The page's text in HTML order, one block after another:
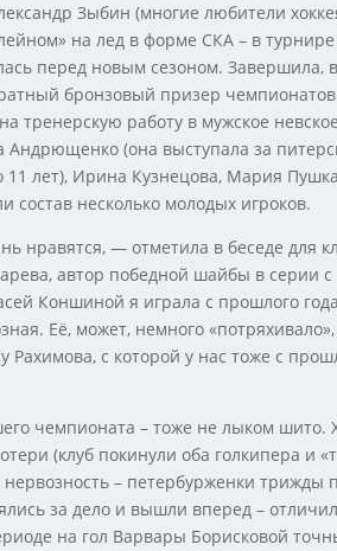
Зыбин (многие любители
на лед в форме СКА – в турнире
перед новым сезоном. Завершила,
бронзовый призер
тренерскую работу в мужское
(она выступала за
лет), Ирина Кузнецова, Мария
состав несколько молодых игроков.
нравятся, — отметила в беседе для
автор победной шайбы в серии
Коншиной я играла с прошлого
Её, может, немного
Рахимова, с которой у нас тоже с
чемпионата – тоже не лыком шито.
(клуб покинули оба голкипера и
– петербурженки трижды
за дело и вышли вперед –
на гол Варвары Борисковой